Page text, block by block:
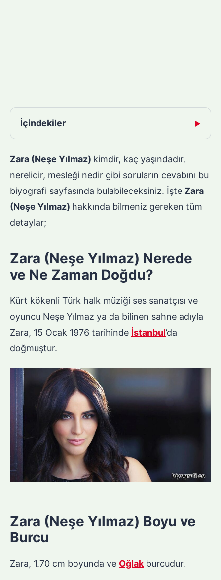
İçindekiler ▶
Zara (Neşe Yılmaz) kimdir, kaç yaşındadır,
nerelidir, mesleği nedir gibi soruların cevabını bu
biyografi sayfasında bulabileceksiniz. İşte Zara
(Neşe Yılmaz) hakkında bilmeniz gereken tüm
detaylar;
Zara (Neşe Yılmaz) Nerede
ve Ne Zaman Doğdu?
Kürt kökenli Türk halk müziği ses sanatçısı ve
oyuncu Neşe Yılmaz ya da bilinen sahne adıyla
Zara, 15 Ocak 1976 tarihinde İstanbul’da
doğmuştur.
Zara (Neşe Yılmaz) Boyu ve
Burcu
Zara, 1.70 cm boyunda ve Oğlak burcudur.